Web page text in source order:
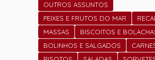
OUTROS ASSUNTOS
PEIXES E FRUTOS DO MAR
MASSAS
BISCOITOS E
BOLINHOS E SALGADOS